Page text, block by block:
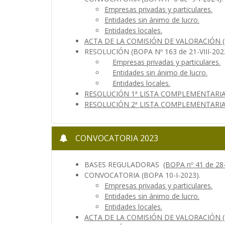
Empresas privadas y particulares.
Entidades sin ánimo de lucro.
Entidades locales.
ACTA DE LA COMISIÓN DE VALORACIÓN
RESOLUCIÓN (BOPA Nº 163 de 21-VIII-
Empresas privadas y particulares.
Entidades sin ánimo de lucro.
Entidades locales.
RESOLUCIÓN 1ª LISTA
RESOLUCIÓN 2ª LISTA
CONVOCATORIA 2023
BASES REGULADORAS (BOPA nº 41 de
CONVOCATORIA (BOPA 10-I-2023).
Empresas privadas y particulares.
Entidades sin ánimo de lucro.
Entidades locales.
ACTA DE LA COMISIÓN DE VALORACIÓN